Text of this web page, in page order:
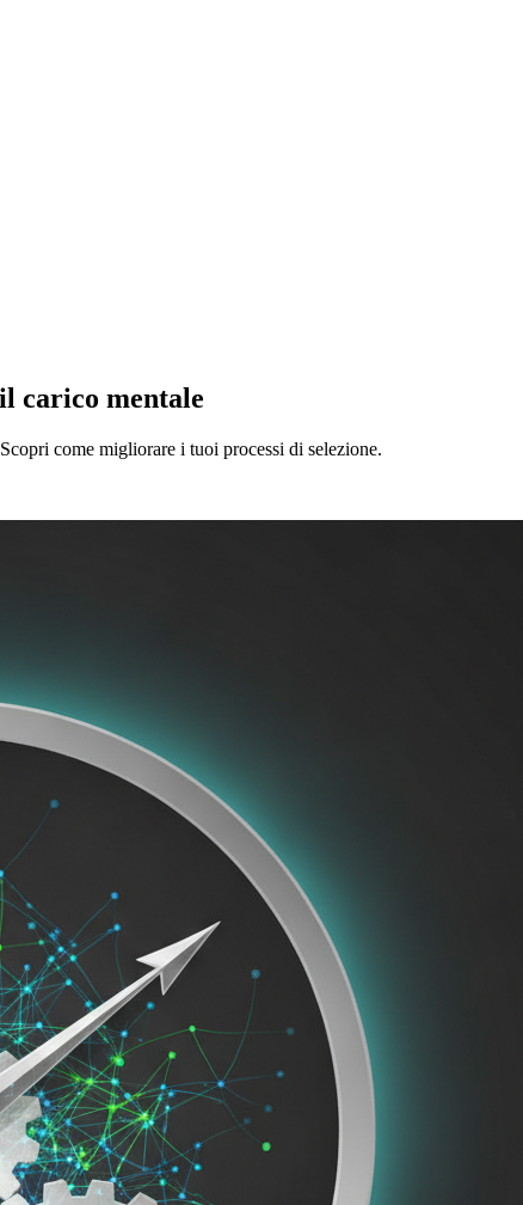
carico mentale
come migliorare i tuoi processi di selezione.